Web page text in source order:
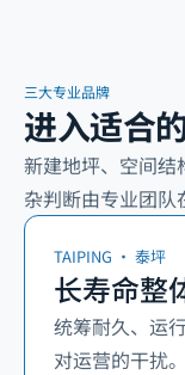
三大专业品牌
进入适合
新建地坪、空间结
杂判断由专业团队
TAIPING · 泰坪
长寿命整
统筹耐久、运
对运营的干扰。